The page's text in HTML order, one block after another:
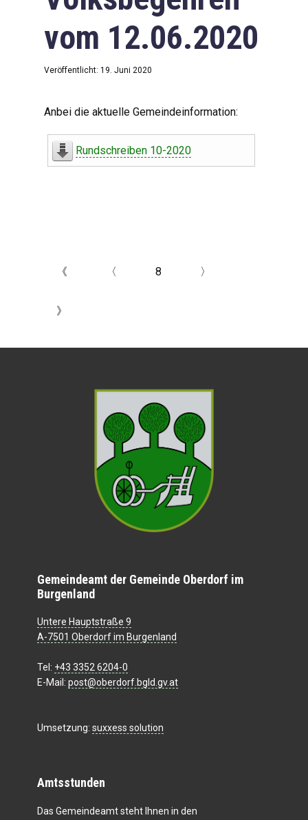
vom 12.06.2020
Veröffentlicht: 19. Juni 2020
Anbei die aktuelle Gemeindeinformation:
Rundschreiben 10-2020
《 〈 8 〉
》
Gemeindeamt der Gemeinde Oberdorf im
Burgenland
Untere Hauptstraße 9
A-7501 Oberdorf im Burgenland
Tel: +43 3352 6204-0
E-Mail: post@oberdorf.bgld.gv.at
Umsetzung: suxxess solution
Amtsstunden
Das Gemeindeamt steht Ihnen in den